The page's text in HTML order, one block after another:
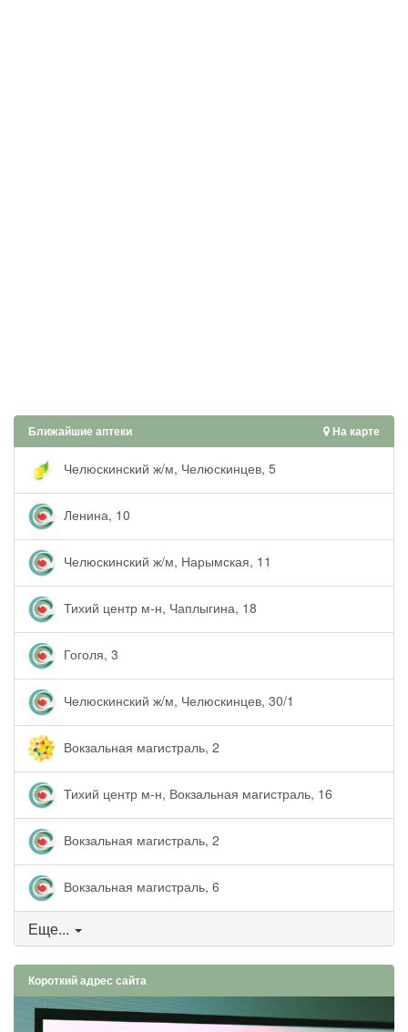
Ближайшие аптеки На карте
Челюскинский ж/м, Челюскинцев, 5
Ленина, 10
Челюскинский ж/м, Нарымская, 11
Тихий центр м-н, Чаплыгина, 18
Гоголя, 3
Челюскинский ж/м, Челюскинцев, 30/1
Вокзальная магистраль, 2
Тихий центр м-н, Вокзальная магистраль, 16
Вокзальная магистраль, 2
Вокзальная магистраль, 6
Еще...
Короткий адрес сайта